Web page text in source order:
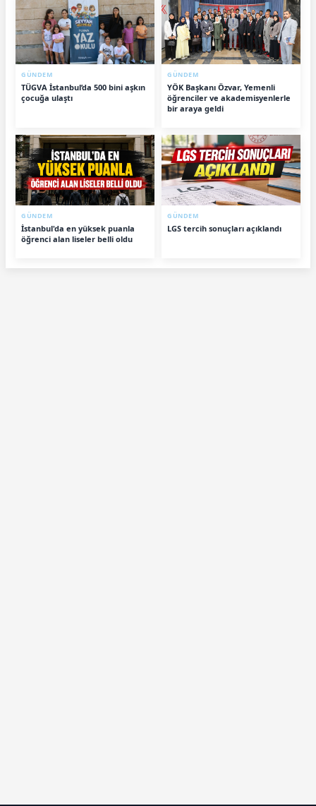
GÜNDEM
TÜGVA İstanbul’da 500 bini aşkın
çocuğa ulaştı
GÜNDEM
YÖK Başkanı Özvar, Yemenli
öğrenciler ve akademisyenlerle
bir araya geldi
GÜNDEM
İstanbul'da en yüksek puanla
öğrenci alan liseler belli oldu
GÜNDEM
LGS tercih sonuçları açıklandı